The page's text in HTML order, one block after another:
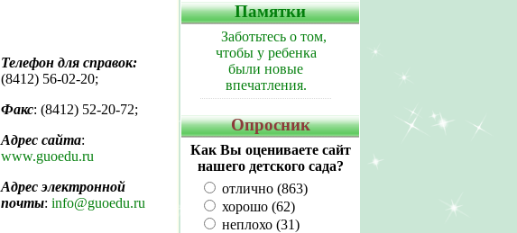
Телефон для справок:
(8412) 56-02-20;
Факс: (8412) 52-20-72;
Адрес сайта:
www.guoedu.ru
Адрес электронной
почты: info@guoedu.ru
Памятки
Заботьтесь о том,
чтобы у ребенка
были новые
впечатления.
Опросник
Как Вы оцениваете сайт
нашего детского сада?
отлично (863)
хорошо (62)
неплохо (31)